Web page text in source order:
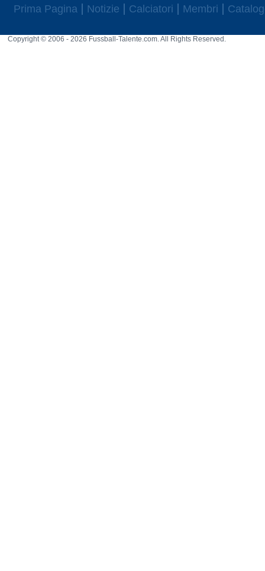
Prima Pagina Notizie Calciatori Membri
Copyright © 2006 - 2026 Fussball-Talente.com. All Rights Reserved.